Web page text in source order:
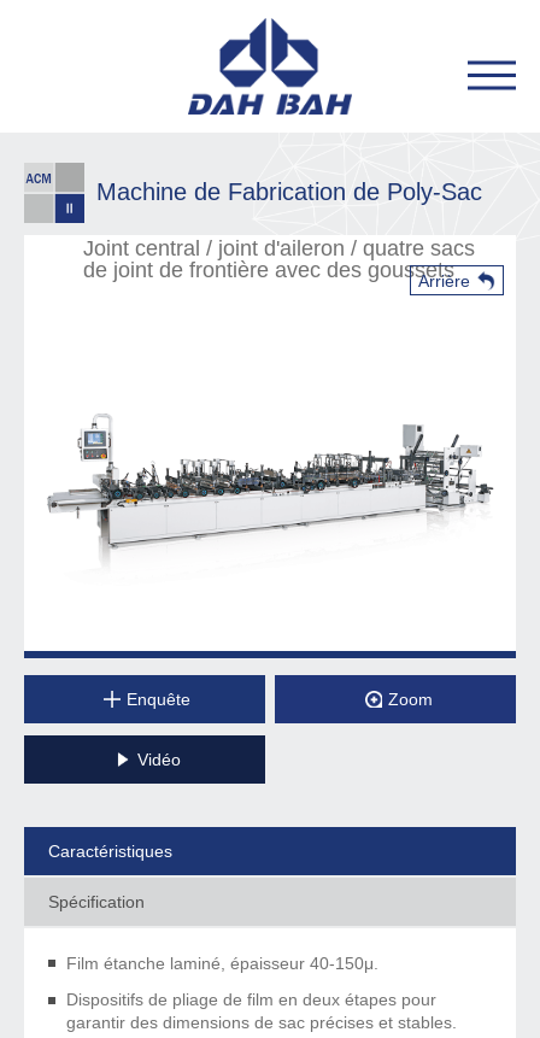
Arrière
Machine de Fabrication de Poly-Sac
Joint central / joint d'aileron / quatre sacs
de joint de frontière avec des goussets
Enquête Zoom
Vidéo
Caractéristiques
Spécification
Film étanche laminé, épaisseur 40-150μ.
Dispositifs de pliage de film en deux étapes pour
garantir des dimensions de sac précises et stables.